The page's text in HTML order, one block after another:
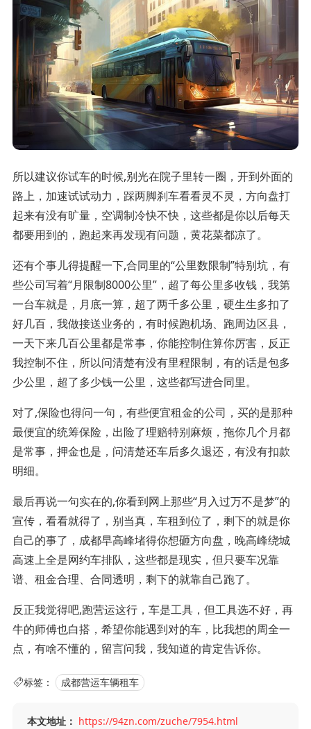
所以建议你试车的时候,别光在院子里转一圈，开到外面的
路上，加速试试动力，踩两脚刹车看看灵不灵，方向盘打
起来有没有旷量，空调制冷快不快，这些都是你以后每天
都要用到的，跑起来再发现有问题，黄花菜都凉了。
还有个事儿得提醒一下,合同里的“公里数限制”特别坑，有
些公司写着“月限制8000公里”，超了每公里多收钱，我第
一台车就是，月底一算，超了两千多公里，硬生生多扣了
好几百，我做接送业务的，有时候跑机场、跑周边区县，
一天下来几百公里都是常事，你能控制住算你厉害，反正
我控制不住，所以问清楚有没有里程限制，有的话是包多
少公里，超了多少钱一公里，这些都写进合同里。
对了,保险也得问一句，有些便宜租金的公司，买的是那种
最便宜的统筹保险，出险了理赔特别麻烦，拖你几个月都
是常事，押金也是，问清楚还车后多久退还，有没有扣款
明细。
最后再说一句实在的,你看到网上那些“月入过万不是梦”的
宣传，看看就得了，别当真，车租到位了，剩下的就是你
自己的事了，成都早高峰堵得你想砸方向盘，晚高峰绕城
高速上全是网约车排队，这些都是现实，但只要车况靠
谱、租金合理、合同透明，剩下的就靠自己跑了。
反正我觉得吧,跑营运这行，车是工具，但工具选不好，再
牛的师傅也白搭，希望你能遇到对的车，比我想的周全一
点，有啥不懂的，留言问我，我知道的肯定告诉你。
标签： 成都营运车辆租车
本文地址： https://94zn.com/zuche/7954.html